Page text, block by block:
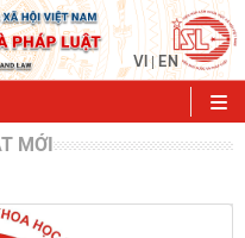
VI | EN
MỚI